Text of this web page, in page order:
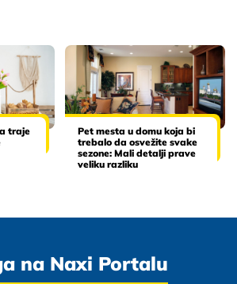
traje
Pet mesta u domu koja bi
trebalo da osvežite svake
sezone: Mali detalji prave
veliku razliku
na Naxi Portalu